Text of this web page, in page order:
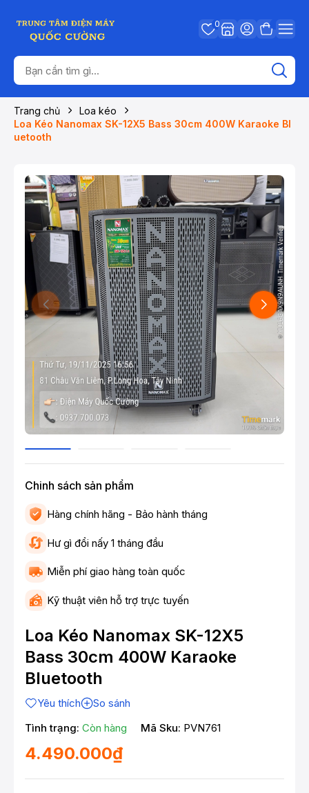
0
Trang chủ
Loa kéo
Loa Kéo Nanomax SK-12X5 Bass 30cm 400W Karaoke Bl
uetooth
Chinh sách sản phẩm
Hàng chính hãng - Bảo hành tháng
Hư gì đổi nấy 1 tháng đầu
Miễn phí giao hàng toàn quốc
Kỹ thuật viên hỗ trợ trực tuyến
Loa Kéo Nanomax SK-12X5
Bass 30cm 400W Karaoke
Bluetooth
Yêu thích
So sánh
Tình trạng: Còn hàng Mã Sku: PVN761
4.490.000₫